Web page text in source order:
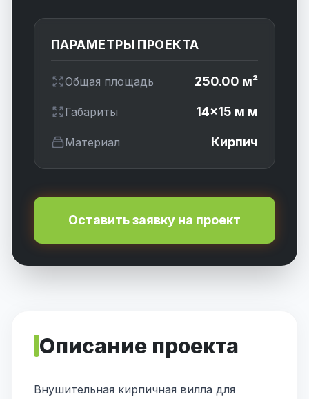
ПАРАМЕТРЫ ПРОЕКТА
Общая площадь 250.00 м²
Габариты 14×15 м м
Материал Кирпич
Оставить заявку на проект
Описание проекта
Внушительная кирпичная вилла для